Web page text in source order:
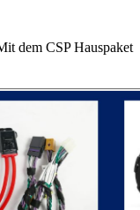
dem CSP Hauspaket